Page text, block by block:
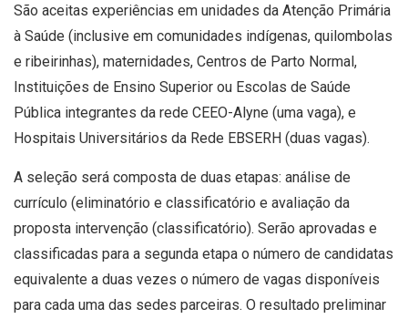
São aceitas experiências em unidades da Atenção Primária
à Saúde (inclusive em comunidades indígenas, quilombolas
e ribeirinhas), maternidades, Centros de Parto Normal,
Instituições de Ensino Superior ou Escolas de Saúde
Pública integrantes da rede CEEO-Alyne (uma vaga), e
Hospitais Universitários da Rede EBSERH (duas vagas).
A seleção será composta de duas etapas: análise de
currículo (eliminatório e classificatório e avaliação da
proposta intervenção (classificatório). Serão aprovadas e
classificadas para a segunda etapa o número de candidatas
equivalente a duas vezes o número de vagas disponíveis
para cada uma das sedes parceiras. O resultado preliminar